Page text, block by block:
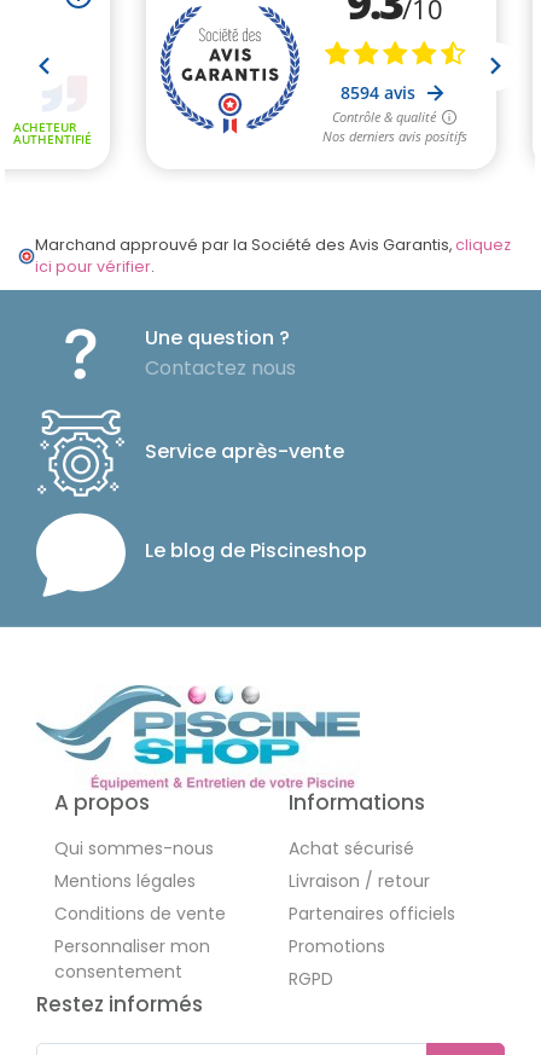
Marchand approuvé par la Société des Avis Garantis,cliquez
ici pour vérifier.
Une question ?
Contactez nous
Service après-vente
Le blog de Piscineshop
A propos
Qui sommes-nous
Mentions légales
Conditions de vente
Personnaliser mon
consentement
Informations
Achat sécurisé
Livraison / retour
Partenaires officiels
Promotions
RGPD
Restez informés